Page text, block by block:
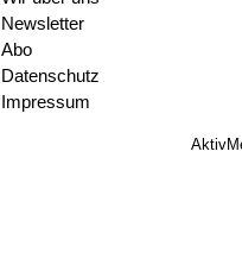
Newsletter
Abo
Datenschutz
Impressum